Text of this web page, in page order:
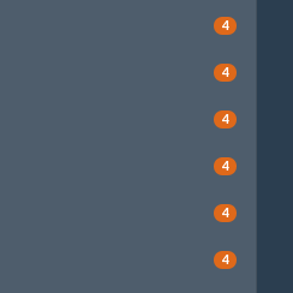
4
4
4
4
4
4